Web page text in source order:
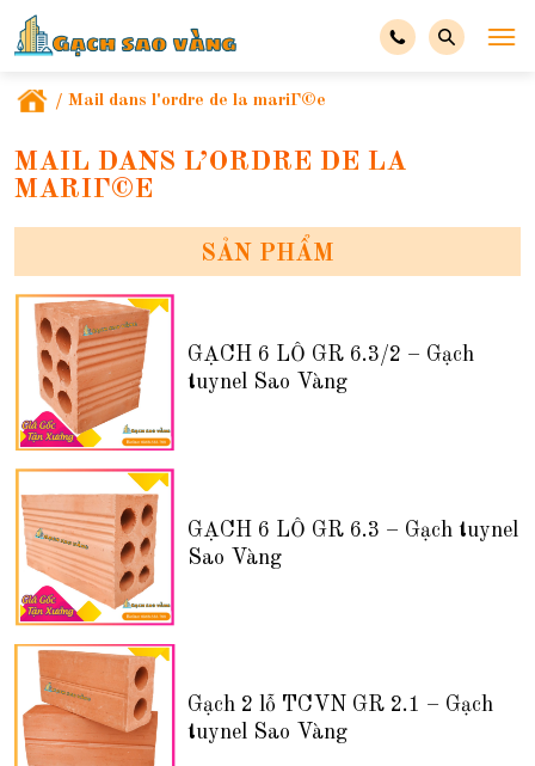
/ Mail dans l'ordre de la mariГ©e
MAIL DANS L’ORDRE DE LA
MARIГ©E
SẢN PHẨM
GẠCH 6 LỖ GR 6.3/2 – Gạch
tuynel Sao Vàng
GẠCH 6 LỖ GR 6.3 – Gạch tuynel
Sao Vàng
Gạch 2 lỗ TCVN GR 2.1 – Gạch
tuynel Sao Vàng